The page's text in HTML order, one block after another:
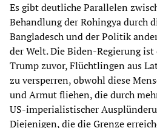
Es gibt deutliche Parallelen
Behandlung der Rohingya durch
Bangladesch und der Politik
der Welt. Die Biden-Regierung
Trump zuvor, Flüchtlingen aus
zu versperren, obwohl diese
und Armut fliehen, die durch
US-imperialistischer
Diejenigen, die die Grenze